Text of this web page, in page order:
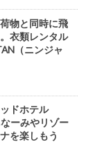
物と同時に飛
衣類レンタル
（ニンジャ
ドホテル
なーみやリゾー
を楽しもう